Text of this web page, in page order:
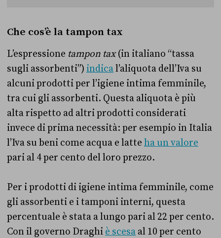
Che cos’è la tampon tax
L’espressione tampon tax(in italiano “tassa
sugli assorbenti”) indical’aliquota dell’Iva su
alcuni prodotti per l’igiene intima femminile,
tra cui gli assorbenti. Questa aliquota è più
alta rispetto ad altri prodotti considerati
invece di prima necessità: per esempio in Italia
l’Iva su beni come acqua e latte ha un valore
pari al 4 per cento del loro prezzo.
Per i prodotti di igiene intima femminile, come
gli assorbenti e i tamponi interni, questa
percentuale è stata a lungo pari al 22 per cento.
Con il governo Draghi è scesa al 10 per cento